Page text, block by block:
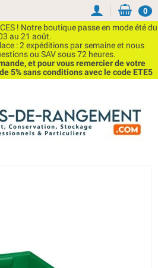
! Notre boutique passe en mode été du
au 21 août.
: 2 expéditions par semaine et nous
ou SAV sous 72 heures.
et pour vous remercier de votre
5% sans conditions avec le code ETE5
0